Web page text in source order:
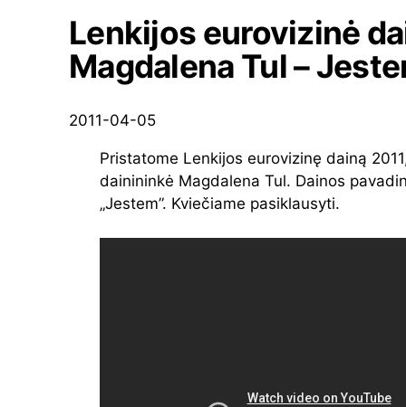
Lenkijos eurovizinė
Magdalena Tul –
2011-04-05
Pristatome Lenkijos eurovizinę dainą
dainininkė Magdalena Tul. Dainos
„Jestem”. Kviečiame pasiklausyti.